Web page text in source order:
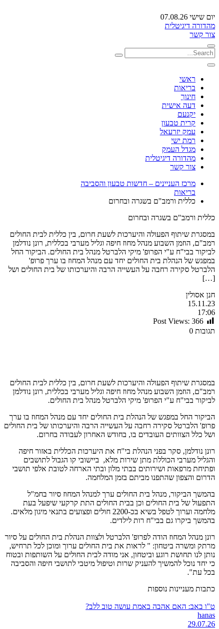
יום שישי 07.08.26
מהדורה דיגיטלית
צור קשר
ראשי
בריאות
חינוך
דעה אישית
יקנעם
קרית טבעון
עמק יזרעאל
רמת ישי
מגדל העמק
מהדורה דיגיטלית
צור קשר
מרכז העניינים – חדשות טבעון והסביבה
בריאות
כללית ורמב"ם בשגרה ובחרום
כללית ורמב"ם בשגרה ובחרום
במסגרת שיתוף הפעולה והיערכות לשעת חרום, בין כללית לבית החולים
רמב"ם, הוזמן השבוע מנהל מחוז חיפה וגליל מערבי בכללית, רונן נודלמן
לביקור בבי"ח ע"י הפרופ' מיקי הלברטל מנהל בית החולים. הביקור החל
במפגש של הנהלת בית החולים יחד עם מנהל המחוז בו ערך פרופ'
הלברטל סקירה רחבה על העשייה הרבה והיערכותו של בית החולים ושל
[…]
חנן אסולין
15.11.23
17:06
Post Views: 366
תגובות 0
במסגרת שיתוף הפעולה והיערכות לשעת חרום, בין כללית לבית החולים
רמב"ם, הוזמן השבוע מנהל מחוז חיפה וגליל מערבי בכללית, רונן נודלמן
לביקור בבי"ח ע"י הפרופ' מיקי הלברטל מנהל בית החולים.
הביקור החל במפגש של הנהלת בית החולים יחד עם מנהל המחוז בו ערך
פרופ' הלברטל סקירה רחבה על העשייה הרבה והיערכותו של בית החולים
ושל כלל הצוותים העובדים בו, בחודש האחרון לעבודה בחרום.
רונן נודלמן, סקר בפני הנהלת בי"ח את היערכות הכללית באזור חיפה
והגליל מערבי הכוללת מתן שירות מלא, ביישובי קו הגבול לתושבים
ופתיחת מרפאות ושירותים בבתי מלון ובתי הארחה לטובת אלפי תושבי
הדרום והצפון שהתפנו מביתם בזמן המלחמה.
בהמשך הביקור, מנהל בית החולים ערך למנהל המחוז סיור בחמ"ל
התפעול של בית החולים וכן בבית החולים התת קרקעי שיפעל בעת
מלחמה וערוך לטפל בשיא בכ-2200 חולים ופצועים בתנאי מיגון מלאים.
בהמשך ביקרו גם בבי"ח רות לילדים.
רונן מנהל המחוז הודה לפרופ' הלברטל ולצוות הנהלת בית החולים על סיור
מרתק ומשרה ביטחון: " לראות את בית החולים ערוך ומוכן לכל תרחיש,
נותן לנו תחושת רוגע וביטחון, אני מודה לבית החולים על השותפות ובטוח
כי יחד נוכל להמשיך להעניק שרות וטיפול מיטבי לתושבי חיפה והסביבה
בכל עת".
כתבות מעניינות נוספות
ט"ו באב: האם אהבה באמת עושה טוב ללב?
hanas
29.07.26